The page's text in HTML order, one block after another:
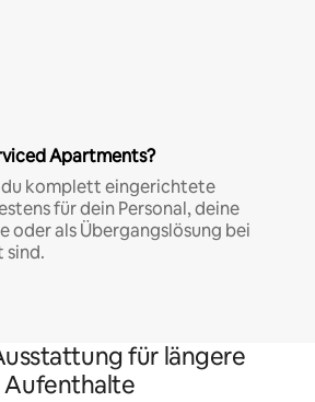
Apartments?
komplett eingerichtete
für dein Personal, deine
oder als Übergangslösung bei
sind.
für längere
Aufenthalte